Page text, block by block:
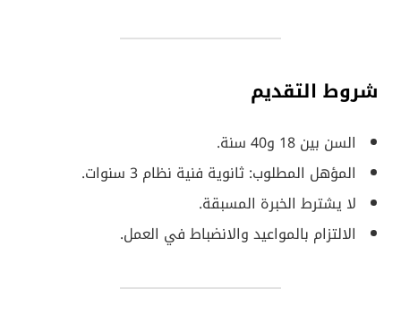
شروط التقديم
السن بين 18 و40 سنة.
المؤهل المطلوب: ثانوية فنية نظام 3 سنوات.
لا يشترط الخبرة المسبقة.
الالتزام بالمواعيد والانضباط في العمل.